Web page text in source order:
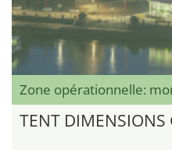
Zone opérationnelle:
TENT DIMENSIONS